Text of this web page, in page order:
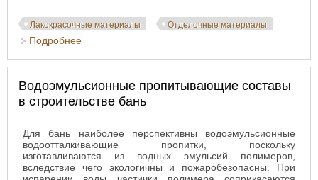
Лакокрасочные материалы Отделочные материалы
Подробнее
Водоэмульсионные пропитывающие составы
в строительстве бань
Для бань наиболее перспективны водоэмульсионные
водоотталкивающие пропитки, поскольку
изготавливаются из водных эмульсий полимеров,
вследствие чего экологичны и пожаробезопасны. При